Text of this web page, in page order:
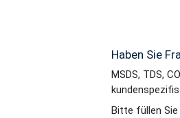
Haben Sie
MSDS, TDS,
Bitte füllen